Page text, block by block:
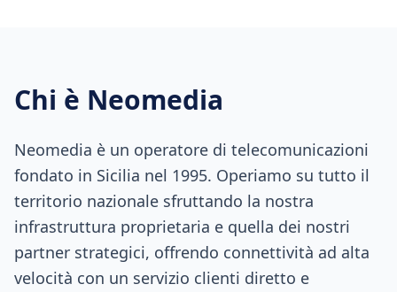
Chi è Neomedia
Neomedia è un operatore di telecomunicazioni
fondato in Sicilia nel 1995. Operiamo su tutto il
territorio nazionale sfruttando la nostra
infrastruttura proprietaria e quella dei nostri
partner strategici, offrendo connettività ad alta
velocità con un servizio clienti diretto e